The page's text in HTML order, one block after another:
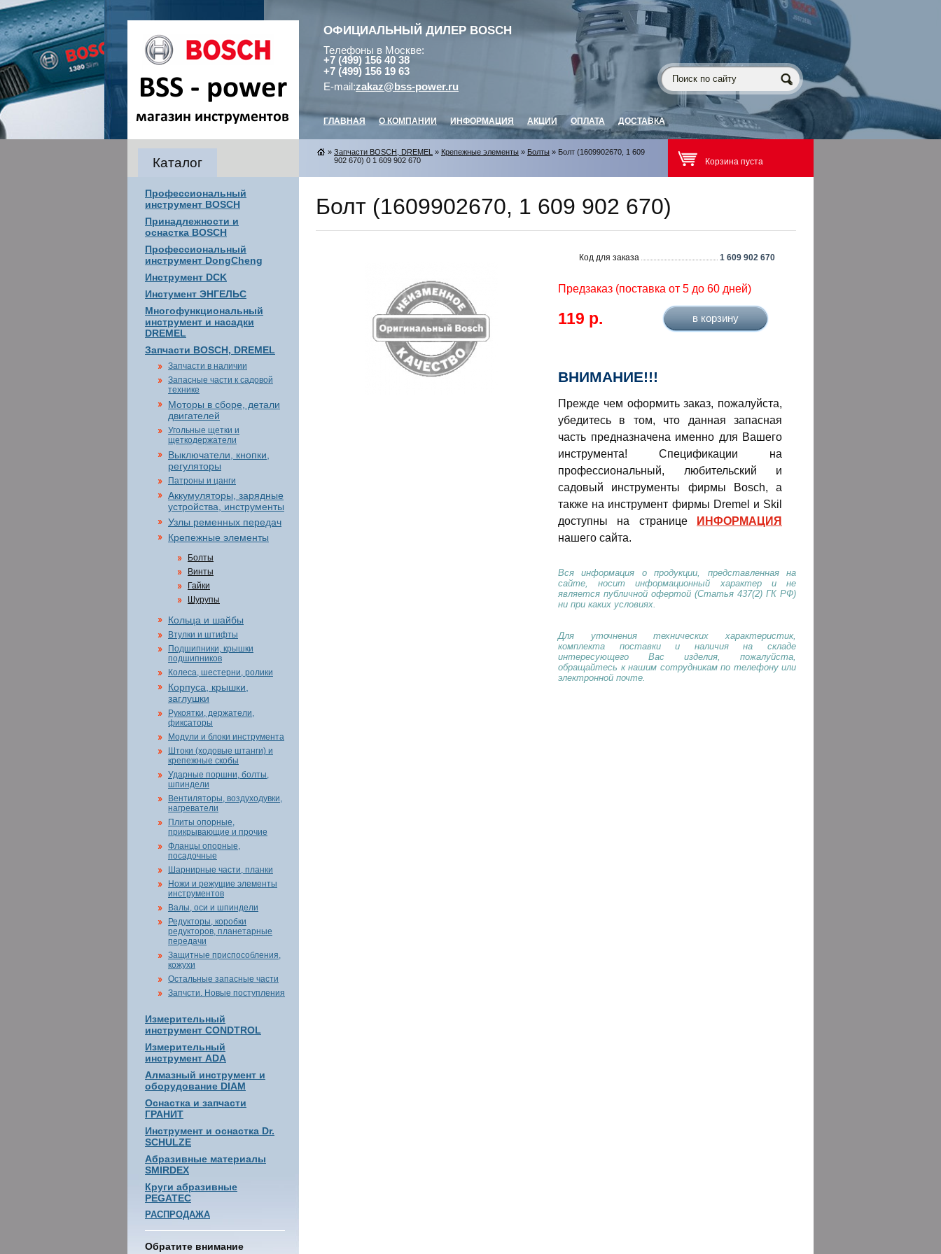
ОФИЦИАЛЬНЫЙ ДИЛЕР BOSCH
Телефоны в Москве:
+7 (499) 156 40 38
+7 (499) 156 19 63
E-mail:zakaz@bss-power.ru
ГЛАВНАЯ О КОМПАНИИ ИНФОРМАЦИЯ АКЦИИ ОПЛАТА ДОСТАВКА
Каталог
Профессиональный
инструмент BOSCH
Принадлежности и
оснастка BOSCH
Профессиональный
инструмент DongCheng
Инструмент DCK
Инстумент ЭНГЕЛЬС
Многофункциональный
инструмент и насадки
DREMEL
Запчасти BOSCH, DREMEL
Запчасти в наличии
Запасные части к садовой
технике
Моторы в сборе, детали
двигателей
Угольные щетки и
щеткодержатели
Выключатели, кнопки,
регуляторы
Патроны и цанги
Аккумуляторы, зарядные
устройства, инструменты
Узлы ременных передач
Крепежные элементы
Болты
Винты
Гайки
Шурупы
Кольца и шайбы
Втулки и штифты
Подшипники, крышки
подшипников
Колеса, шестерни, ролики
Корпуса, крышки,
заглушки
Рукоятки, держатели,
фиксаторы
Модули и блоки инструмента
Штоки (ходовые штанги) и
крепежные скобы
Ударные поршни, болты,
шпиндели
Вентиляторы, воздуходувки,
нагреватели
Плиты опорные,
прикрывающие и прочие
Фланцы опорные,
посадочные
Шарнирные части, планки
Ножи и режущие элементы
инструментов
Валы, оси и шпиндели
Редукторы, коробки
редукторов, планетарные
передачи
Защитные приспособления,
кожухи
Остальные запасные части
Запчсти. Новые поступления
Измерительный
инструмент CONDTROL
Измерительный
инструмент ADA
Алмазный инструмент и
оборудование DIAM
Оснастка и запчасти
ГРАНИТ
Инструмент и оснастка Dr.
SCHULZE
Абразивные материалы
SMIRDEX
Круги абразивные
PEGATEC
РАСПРОДАЖА
Обратите внимание
» Запчасти BOSCH, DREMEL » Крепежные элементы » Болты » Болт (1609902670, 1 609
902 670) 0 1 609 902 670
Корзина пуста
Болт (1609902670, 1 609 902 670)
Код для заказа 1 609 902 670
Предзаказ (поставка от 5 до 60 дней)
119 р.
ВНИМАНИЕ!!!
Прежде чем оформить заказ, пожалуйста,
убедитесь в том, что данная запасная
часть предназначена именно для Вашего
инструмента! Спецификации на
профессиональный, любительский и
садовый инструменты фирмы Bosch, а
также на инструмент фирмы Dremel и Skil
доступны на странице
ИНФОРМАЦИЯ
нашего сайта.
Вся информация о продукции, представленная на
сайте, носит информационный характер и не
является публичной офертой (Статья 437(2) ГК РФ)
ни при каких условиях.
Для уточнения технических характеристик,
комплекта поставки и наличия на складе
интересующего Вас изделия, пожалуйста,
обращайтесь к нашим сотрудникам по телефону или
электронной почте.